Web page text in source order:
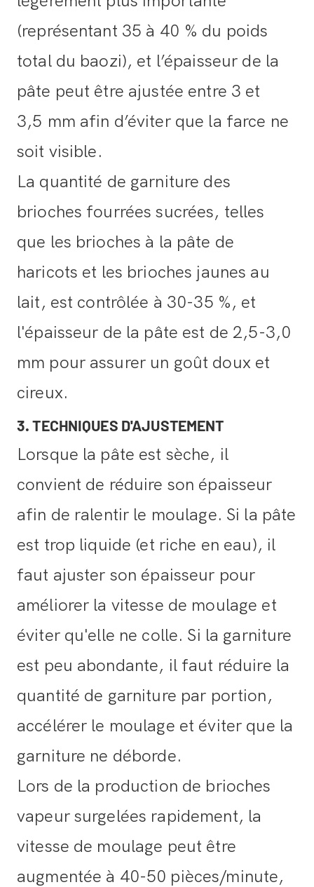
(représentant 35 à 40 % du poids
total du baozi), et l’épaisseur de la
pâte peut être ajustée entre 3 et
3,5 mm afin d’éviter que la farce ne
soit visible.
La quantité de garniture des
brioches fourrées sucrées, telles
que les brioches à la pâte de
haricots et les brioches jaunes au
lait, est contrôlée à 30-35 %, et
l'épaisseur de la pâte est de 2,5-3,0
mm pour assurer un goût doux et
cireux.
3. TECHNIQUES D'AJUSTEMENT
Lorsque la pâte est sèche, il
convient de réduire son épaisseur
afin de ralentir le moulage. Si la pâte
est trop liquide (et riche en eau), il
faut ajuster son épaisseur pour
améliorer la vitesse de moulage et
éviter qu'elle ne colle. Si la garniture
est peu abondante, il faut réduire la
quantité de garniture par portion,
accélérer le moulage et éviter que la
garniture ne déborde.
Lors de la production de brioches
vapeur surgelées rapidement, la
vitesse de moulage peut être
augmentée à 40-50 pièces/minute,